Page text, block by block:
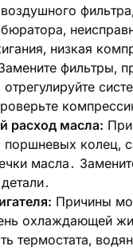
низкая
фильтры‚
расход масла:
поршневых колец‚
масла․
Причины
охлаждающей
термостата‚